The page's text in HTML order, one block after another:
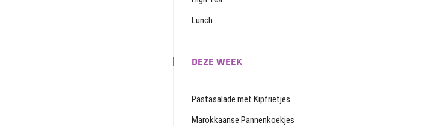
Lunch
DEZE WEEK
Pastasalade met Kipfrietjes
Marokkaanse Pannenkoekjes